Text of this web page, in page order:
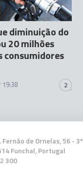
diminuição do
20 milhões
consumidores
19:38 2
Fernão de Ornelas, 56 - 3º
Funchal, Portugal
300